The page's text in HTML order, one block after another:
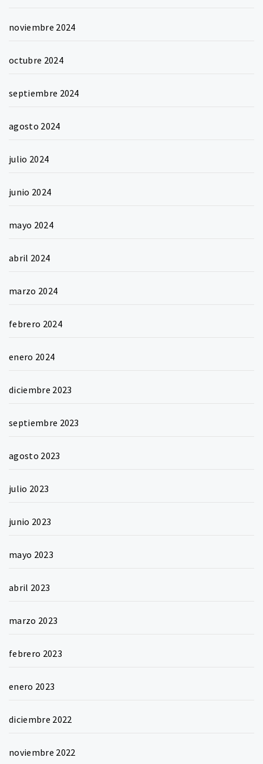
noviembre 2024
octubre 2024
septiembre 2024
agosto 2024
julio 2024
junio 2024
mayo 2024
abril 2024
marzo 2024
febrero 2024
enero 2024
diciembre 2023
septiembre 2023
agosto 2023
julio 2023
junio 2023
mayo 2023
abril 2023
marzo 2023
febrero 2023
enero 2023
diciembre 2022
noviembre 2022